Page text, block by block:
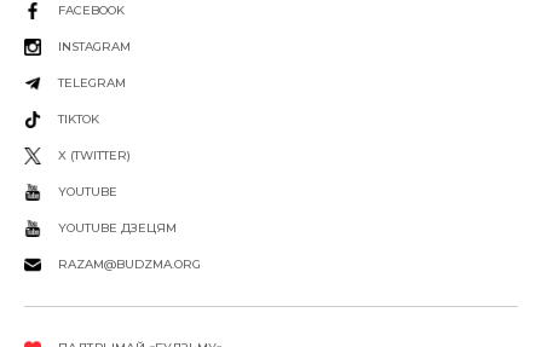
FACEBOOK
INSTAGRAM
TELEGRAM
TIKTOK
X (TWITTER)
YOUTUBE
YOUTUBE ДЗЕЦЯМ
RAZAM@BUDZMA.ORG